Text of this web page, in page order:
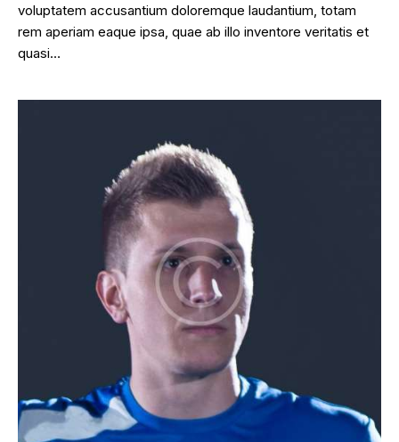
voluptatem accusantium doloremque laudantium, totam
rem aperiam eaque ipsa, quae ab illo inventore veritatis et
quasi…